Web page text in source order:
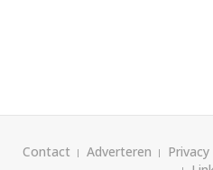
Contact Adverteren